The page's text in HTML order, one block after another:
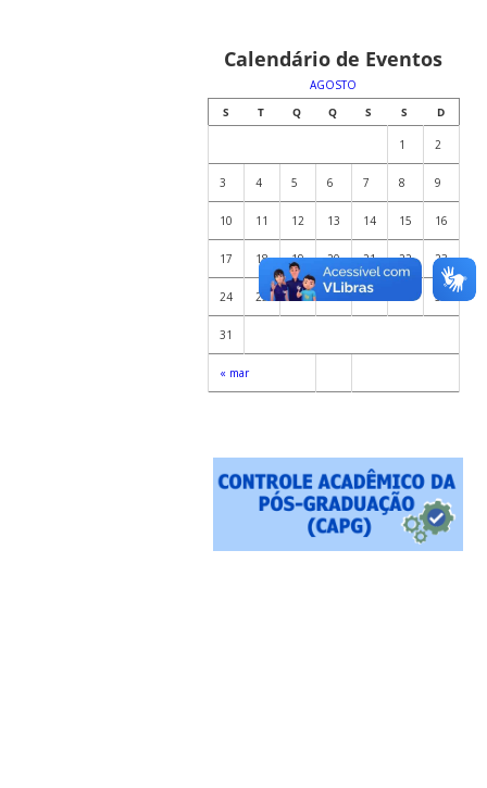
Calendário de Eventos
AGOSTO
S
T Q Q S S D
« mar
1 2
3 4 5 6 7 8 9
10 11 12 13 14 15 16
17 18 19 20 21 22 23
24 25 26 27 28 30
31